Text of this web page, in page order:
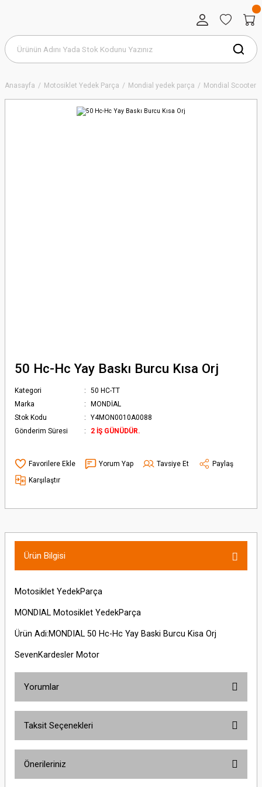
Anasayfa Motosiklet Yedek Parça Mondial yedek parça Mondial Scooter
50 Hc-Hc Yay Baskı Burcu Kısa Orj
Kategori
50 HC-TT
Marka
MONDİAL
Stok Kodu
Y4MON0010A0088
Gönderim Süresi
2 İŞ GÜNÜDÜR.
Yorum Yap Tavsiye Et
Paylaş
Karşılaştır
Ürün Bilgisi
Motosiklet YedekParça
MONDIAL Motosiklet YedekParça
Ürün Adi:MONDIAL 50 Hc-Hc Yay Baski Burcu Kisa Orj
SevenKardesler Motor
Yorumlar
Taksit Seçenekleri
Önerileriniz